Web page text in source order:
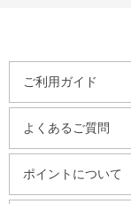
ご利用ガイド
よくあるご質問
ポイントについて